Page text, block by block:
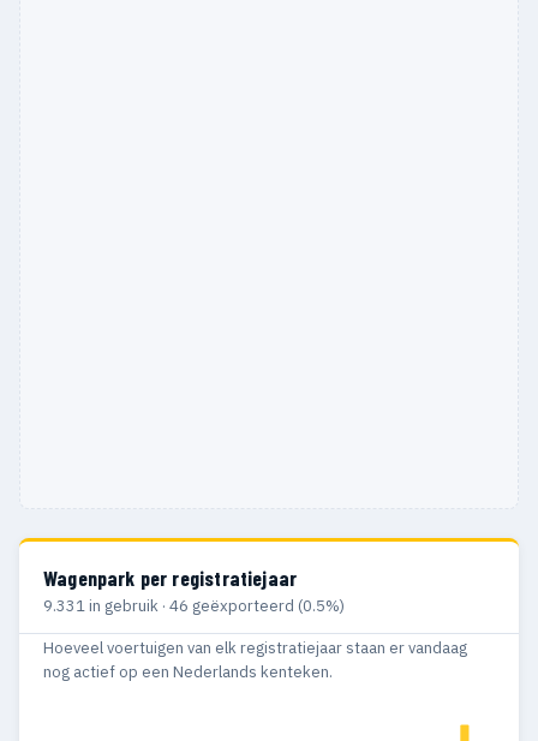
Wagenpark per registratiejaar
9.331 in gebruik · 46 geëxporteerd (0.5%)
Hoeveel voertuigen van elk registratiejaar staan er vandaag
nog actief op een Nederlands kenteken.